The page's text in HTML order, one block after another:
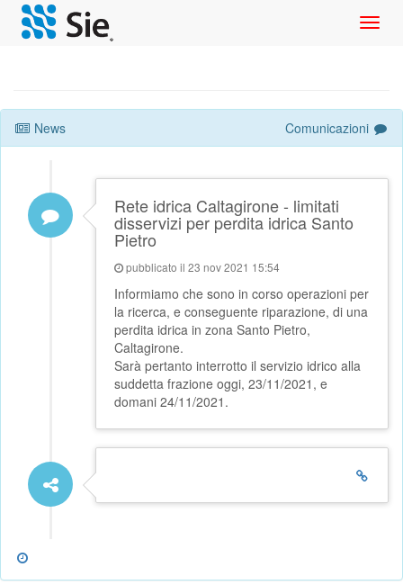
News Comunicazioni
Rete idrica Caltagirone - limitati
disservizi per perdita idrica Santo
Pietro
pubblicato il 23 nov 2021 15:54
Informiamo che sono in corso operazioni per
la ricerca, e conseguente riparazione, di una
perdita idrica in zona Santo Pietro,
Caltagirone.
Sarà pertanto interrotto il servizio idrico alla
suddetta frazione oggi, 23/11/2021, e
domani 24/11/2021.